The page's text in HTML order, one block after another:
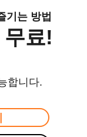
기는 방법
료!
합니다.